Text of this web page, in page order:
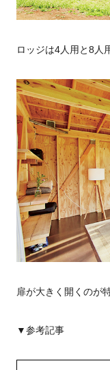
ロッジは4人用と8人
扉が大きく開くのが
▼参考記事